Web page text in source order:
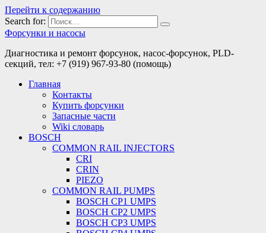
Перейти к содержанию
Search for:
Форсунки и насосы
Диагностика и ремонт форсунок, насос-форсунок, PLD-
секций, тел: +7 (919) 967-93-80 (помощь)
Главная
Контакты
Купить форсунки
Запасные части
Wiki словарь
BOSCH
COMMON RAIL INJECTORS
CRI
CRIN
PIEZO
COMMON RAIL PUMPS
BOSCH CP1 UMPS
BOSCH CP2 UMPS
BOSCH CP3 UMPS